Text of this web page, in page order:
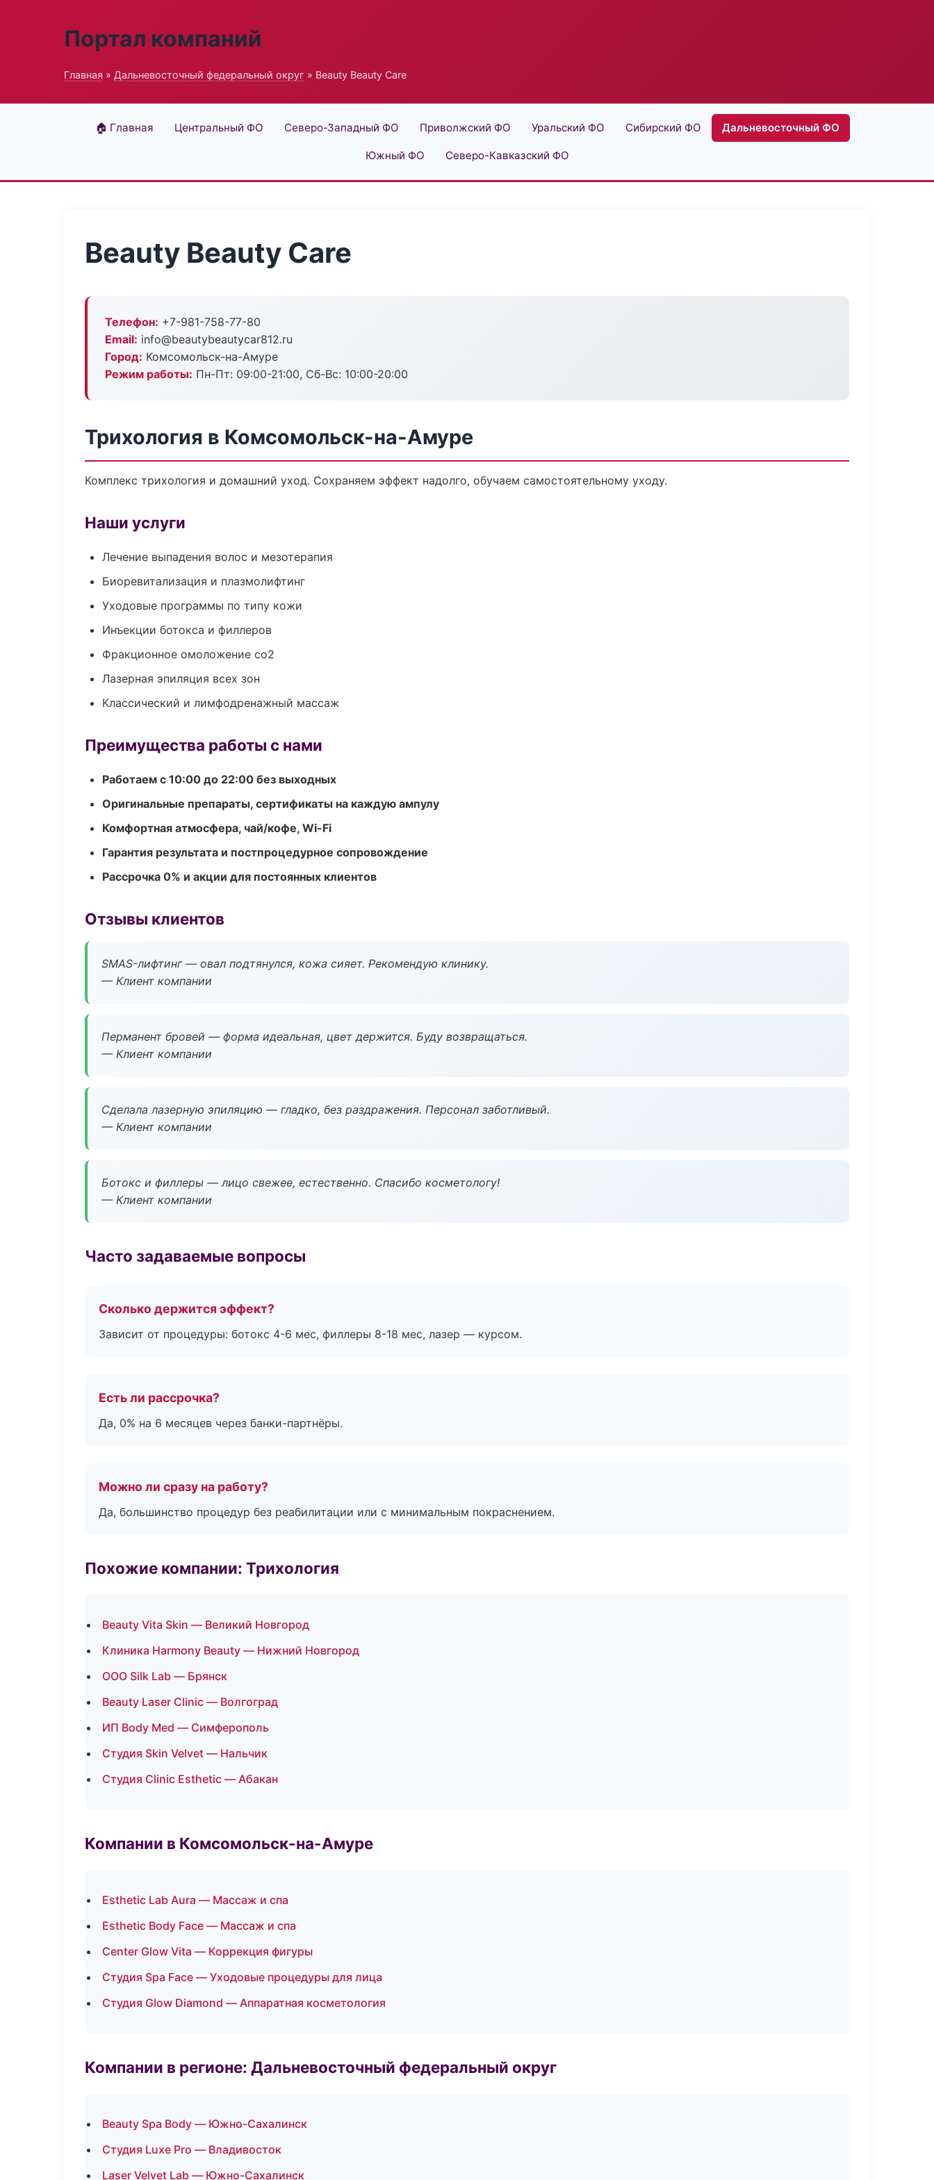
Портал компаний
Главная » Дальневосточный федеральный округ » Beauty Beauty Care
🏠 Главная Центральный ФО Северо-Западный ФО Приволжский ФО Уральский ФО Сибирский ФО Дальневосточный ФО
Южный ФО Северо-Кавказский ФО
Beauty Beauty Care
Телефон: +7-981-758-77-80
Email: info@beautybeautycar812.ru
Город: Комсомольск-на-Амуре
Режим работы: Пн-Пт: 09:00-21:00, Сб-Вс: 10:00-20:00
Трихология в Комсомольск-на-Амуре
Комплекс трихология и домашний уход. Сохраняем эффект надолго, обучаем самостоятельному уходу.
Наши услуги
Лечение выпадения волос и мезотерапия
Биоревитализация и плазмолифтинг
Уходовые программы по типу кожи
Инъекции ботокса и филлеров
Фракционное омоложение co2
Лазерная эпиляция всех зон
Классический и лимфодренажный массаж
Преимущества работы с нами
Работаем с 10:00 до 22:00 без выходных
Оригинальные препараты, сертификаты на каждую ампулу
Комфортная атмосфера, чай/кофе, Wi-Fi
Гарантия результата и постпроцедурное сопровождение
Рассрочка 0% и акции для постоянных клиентов
Отзывы клиентов
SMAS-лифтинг — овал подтянулся, кожа сияет. Рекомендую клинику.
— Клиент компании
Перманент бровей — форма идеальная, цвет держится. Буду возвращаться.
— Клиент компании
Сделала лазерную эпиляцию — гладко, без раздражения. Персонал заботливый.
— Клиент компании
Ботокс и филлеры — лицо свежее, естественно. Спасибо косметологу!
— Клиент компании
Часто задаваемые вопросы
Сколько держится эффект?
Зависит от процедуры: ботокс 4-6 мес, филлеры 8-18 мес, лазер — курсом.
Есть ли рассрочка?
Да, 0% на 6 месяцев через банки-партнёры.
Можно ли сразу на работу?
Да, большинство процедур без реабилитации или с минимальным покраснением.
Похожие компании: Трихология
Beauty Vita Skin — Великий Новгород
Клиника Harmony Beauty — Нижний Новгород
ООО Silk Lab — Брянск
Beauty Laser Clinic — Волгоград
ИП Body Med — Симферополь
Студия Skin Velvet — Нальчик
Студия Clinic Esthetic — Абакан
Компании в Комсомольск-на-Амуре
Esthetic Lab Aura — Массаж и спа
Esthetic Body Face — Массаж и спа
Center Glow Vita — Коррекция фигуры
Студия Spa Face — Уходовые процедуры для лица
Студия Glow Diamond — Аппаратная косметология
Компании в регионе: Дальневосточный федеральный округ
Beauty Spa Body — Южно-Сахалинск
Студия Luxe Pro — Владивосток
Laser Velvet Lab — Южно-Сахалинск